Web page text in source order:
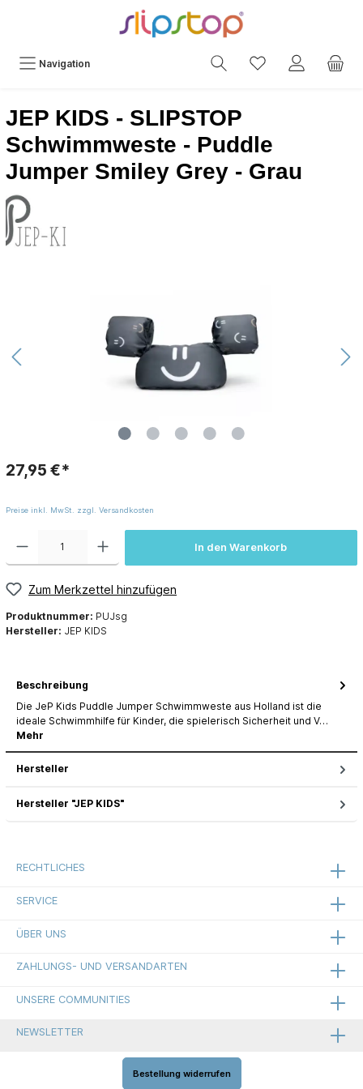
Navigation
JEP KIDS - SLIPSTOP
Schwimmweste - Puddle
Jumper Smiley Grey - Grau
27,95 €*
Preise inkl. MwSt. zzgl. Versandkosten
In den Warenkorb
Zum Merkzettel hinzufügen
Produktnummer: PUJsg
Hersteller: JEP KIDS
Beschreibung
Die JeP Kids Puddle Jumper Schwimmweste aus Holland ist die
ideale Schwimmhilfe für Kinder, die spielerisch Sicherheit und V…
Mehr
Hersteller
Hersteller "JEP KIDS"
RECHTLICHES
SERVICE
ÜBER UNS
ZAHLUNGS- UND VERSANDARTEN
UNSERE COMMUNITIES
NEWSLETTER
Bestellung widerrufen